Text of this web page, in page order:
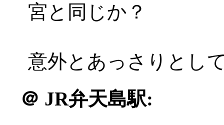
宮と同じか？
意外とあっさりとし
＠ JR弁天島駅: